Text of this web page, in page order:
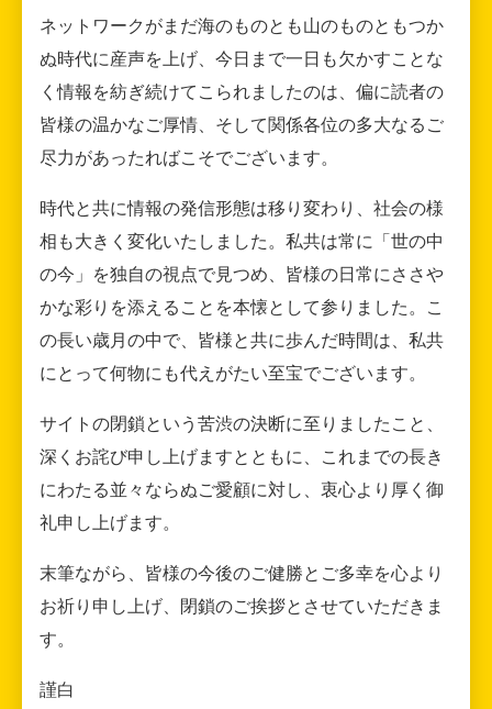
ネットワークがまだ海のものとも山のものともつか
ぬ時代に産声を上げ、今日まで一日も欠かすことな
く情報を紡ぎ続けてこられましたのは、偏に読者の
皆様の温かなご厚情、そして関係各位の多大なるご
尽力があったればこそでございます。
時代と共に情報の発信形態は移り変わり、社会の様
相も大きく変化いたしました。私共は常に「世の中
の今」を独自の視点で見つめ、皆様の日常にささや
かな彩りを添えることを本懐として参りました。こ
の長い歳月の中で、皆様と共に歩んだ時間は、私共
にとって何物にも代えがたい至宝でございます。
サイトの閉鎖という苦渋の決断に至りましたこと、
深くお詫び申し上げますとともに、これまでの長き
にわたる並々ならぬご愛顧に対し、衷心より厚く御
礼申し上げます。
末筆ながら、皆様の今後のご健勝とご多幸を心より
お祈り申し上げ、閉鎖のご挨拶とさせていただきま
す。
謹白